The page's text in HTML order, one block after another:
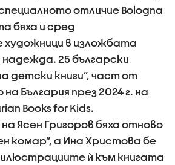
отличие Bologna
бяха и сред
в изложбата
25 български
детски книги”, част от
България през 2024 г. на
Books for Kids.
Ясен Григоров бяха отново
комар”, а Ина Христова бе
ѝ към книгата